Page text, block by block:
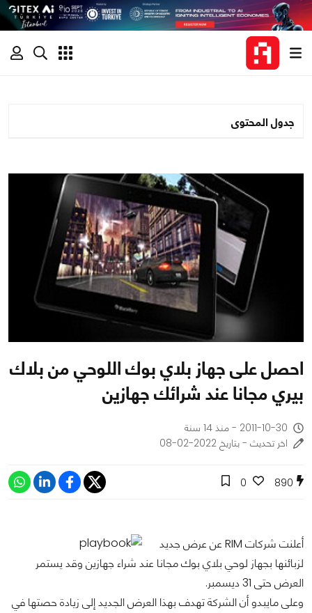
جدول المحتوى
احصل على جهاز بلاي بوك اللوحي من بلاك
بيري مجانا عند شرائك جهازين
2011-10-30 - منذ 14 سنة
اخر تحديث - بتاريخ 2022-02-08
890
0
أعلنت شركات RIM عن عرض جديد
لزبائنها بجهاز لوحي بلاي بوك مجانا عند شراء جهازين وقد يستمر
العرض حتى 31 ديسمبر.
وعلى مايبدو أن الشركة تهدف بهذا العرض الجديد إلى زيادة حصتها في